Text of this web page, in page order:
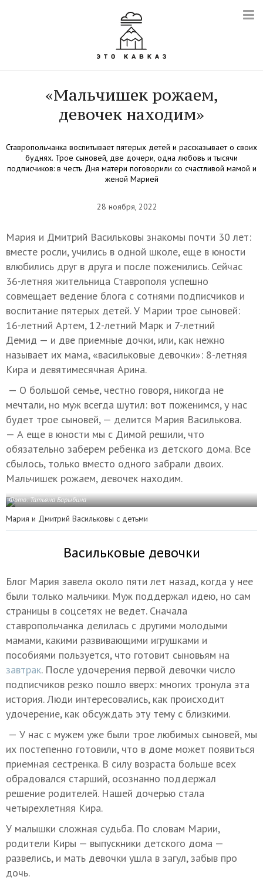
«Мальчишек рожаем,
девочек находим»
Ставропольчанка воспитывает пятерых детей и рассказывает о своих
буднях. Трое сыновей, две дочери, одна любовь и тысячи
подписчиков: в честь Дня матери поговорили со счастливой мамой и
женой Марией
28 ноября, 2022
Мария и Дмитрий Васильковы знакомы почти 30 лет:
вместе росли, учились в одной школе, еще в юности
влюбились друг в друга и после поженились. Сейчас
36-летняя жительница Ставрополя успешно
совмещает ведение блога с сотнями подписчиков и
воспитание пятерых детей. У Марии трое сыновей:
16-летний Артем, 12-летний Марк и 7-летний
Демид — и две приемные дочки, или, как нежно
называет их мама, «васильковые девочки»: 8-летняя
Кира и девятимесячная Арина.
— О большой семье, честно говоря, никогда не
мечтали, но муж всегда шутил: вот поженимся, у нас
будет трое сыновей, — делится Мария Василькова.
— А еще в юности мы с Димой решили, что
обязательно заберем ребенка из детского дома. Все
сбылось, только вместо одного забрали двоих.
Мальчишек рожаем, девочек находим.
Фото: Татьяна Барыбина
Мария и Дмитрий Васильковы с детьми
Васильковые девочки
Блог Мария завела около пяти лет назад, когда у нее
были только мальчики. Муж поддержал идею, но сам
страницы в соцсетях не ведет. Сначала
ставропольчанка делилась с другими молодыми
мамами, какими развивающими игрушками и
пособиями пользуется, что готовит сыновьям на
завтрак. После удочерения первой девочки число
подписчиков резко пошло вверх: многих тронула эта
история. Люди интересовались, как происходит
удочерение, как обсуждать эту тему с близкими.
— У нас с мужем уже были трое любимых сыновей, мы
их постепенно готовили, что в доме может появиться
приемная сестренка. В силу возраста больше всех
обрадовался старший, осознанно поддержал
решение родителей. Нашей дочерью стала
четырехлетняя Кира.
У малышки сложная судьба. По словам Марии,
родители Киры — выпускники детского дома —
развелись, и мать девочки ушла в загул, забыв про
дочь.